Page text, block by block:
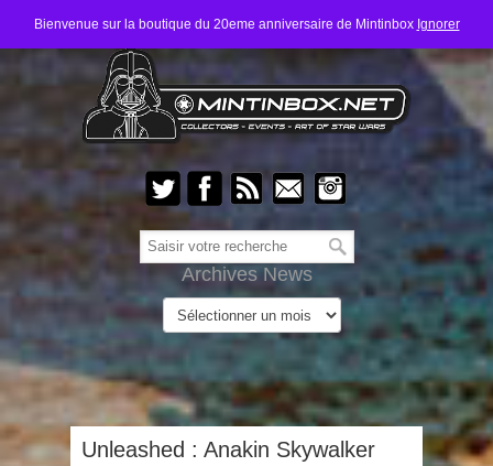
Bienvenue sur la boutique du 20eme anniversaire de Mintinbox Ignorer
Archives News
Unleashed : Anakin Skywalker